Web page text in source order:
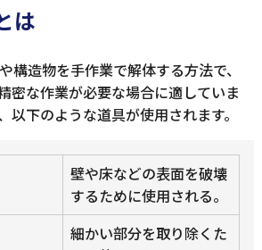
は
構造物を手作業で解体する方法で、
密な作業が必要な場合に適していま
以下のような道具が使用されます。
壁や床などの表面を破壊
するために使用される。
細かい部分を取り除くた